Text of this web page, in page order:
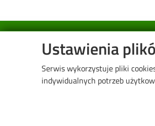
Ustawienia
Serwis wykorzystuje pliki
indywidualnych potrzeb
Image